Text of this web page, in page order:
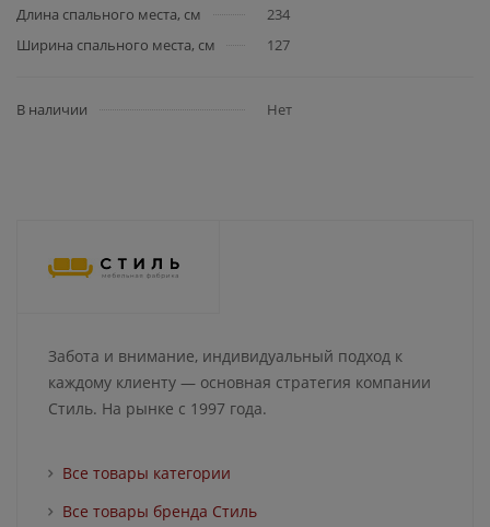
Длина спального места, см
234
Ширина спального места, см
127
В наличии Нет
Забота и внимание, индивидуальный подход к
каждому клиенту — основная стратегия компании
Стиль. На рынке с 1997 года.
Все товары категории
Все товары бренда Стиль